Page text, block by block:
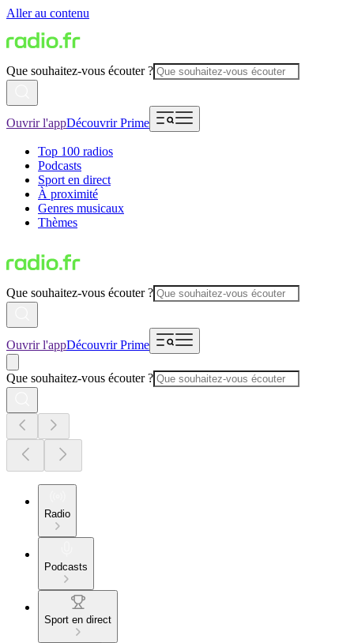
Aller au contenu
Que souhaitez-vous écouter ?
Ouvrir l'appDécouvrir Prime
Top 100 radios
Podcasts
Sport en direct
À proximité
Genres musicaux
Thèmes
Que souhaitez-vous écouter ?
Ouvrir l'appDécouvrir Prime
Que souhaitez-vous écouter ?
Radio
Podcasts
Sport en direct